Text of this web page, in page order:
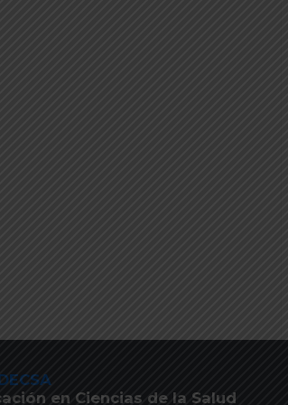
en Ciencias de la Salud